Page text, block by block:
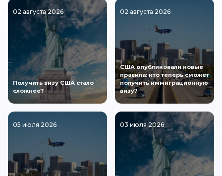
02 августа 2026
Получить визу США стало
сложнее?
02 августа 2026
США опубликовали новые
правила: кто теперь сможет
получить иммиграционную
визу?
05 июля 2026 03 июля 2026